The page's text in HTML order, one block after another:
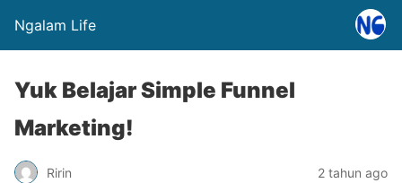
Ngalam Life
Yuk Belajar Simple Funnel
Marketing!
Ririn 2 tahun ago